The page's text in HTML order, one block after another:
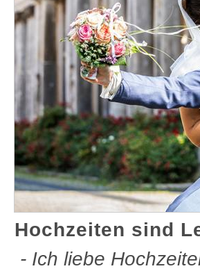
Hochzeiten sind
- Ich liebe